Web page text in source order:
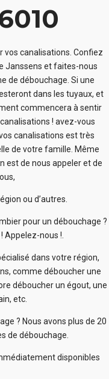
vos canalisations. Confiez
Janssens et faites-nous
de débouchage. Si une
dans les tuyaux, et
commencera à sentir
! avez-vous
canalisations est très
de votre famille. Même
est de nous appeler et de
ou d’autres.
pour un débouchage ?
Appelez-nous !.
dans votre région,
comme déboucher une
déboucher un égout, une
etc.
? Nous avons plus de 20
de débouchage.
disponibles